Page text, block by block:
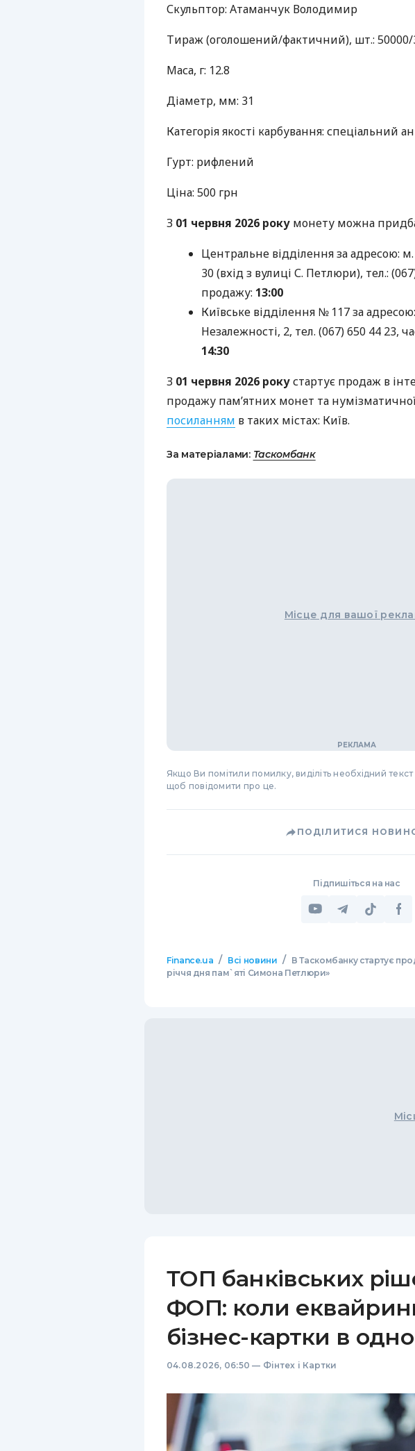
Скульптор: Атаманчук Володимир
Тираж (оголошений/фактичний), шт.: 50000/
Маса, г: 12.8
Діаметр, мм: 31
Категорія якості карбування: спеціальний
Гурт: рифлений
Ціна: 500 грн
З 01 червня 2026 року монету можна
Центральне відділення за адресою:
30 (вхід з вулиці С. Петлюри), тел.:
продажу: 13:00
Київське відділення № 117 за
Незалежності, 2, тел. (067) 650 44 23,
14:30
З 01 червня 2026 рокустартує продаж в
продажу пам’ятних монет та
посиланням в таких містах: Київ.
За матеріалами: Таскомбанк
Місце для вашої
Якщо Ви помітили помилку, виділіть необхідний текст
щоб повідомити про це.
ПОДІЛИТИСЯ
Підпишіться на нас
Finance.ua / Всі новини / В Таскомбанку стартує
річчя дня пам`яті Симона Петлюри»
ТОП банківських
ФОП: коли
бізнес-картки в
04.08.2026, 06:50 — Фінтех і Картки